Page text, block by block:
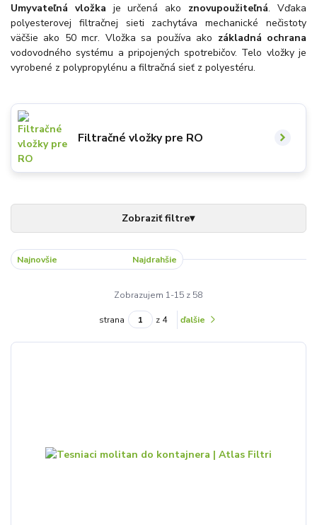
Umyvateľná vložka je určená ako znovupoužiteľná. Vďaka
polyesterovej filtračnej sieti zachytáva mechanické nečistoty
väčšie ako 50 mcr. Vložka sa používa ako základná ochrana
vodovodného systému a pripojených spotrebičov. Telo vložky je
vyrobené z polypropylénu a filtračná sieť z polyestéru.
Filtračné vložky pre RO
Najnovšie Najdrahšie
Zobrazujem 1-15 z 58
strana z 4 ďalšie